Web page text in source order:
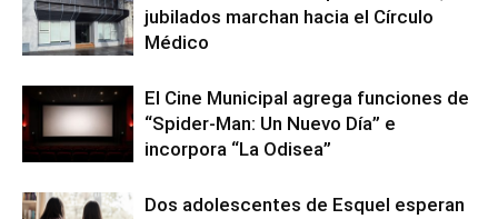
jubilados marchan hacia el Círculo
Médico
El Cine Municipal agrega funciones de
“Spider-Man: Un Nuevo Día” e
incorpora “La Odisea”
Dos adolescentes de Esquel esperan